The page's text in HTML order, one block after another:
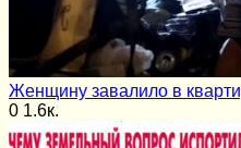
Женщину завалило в
0 1.6к.